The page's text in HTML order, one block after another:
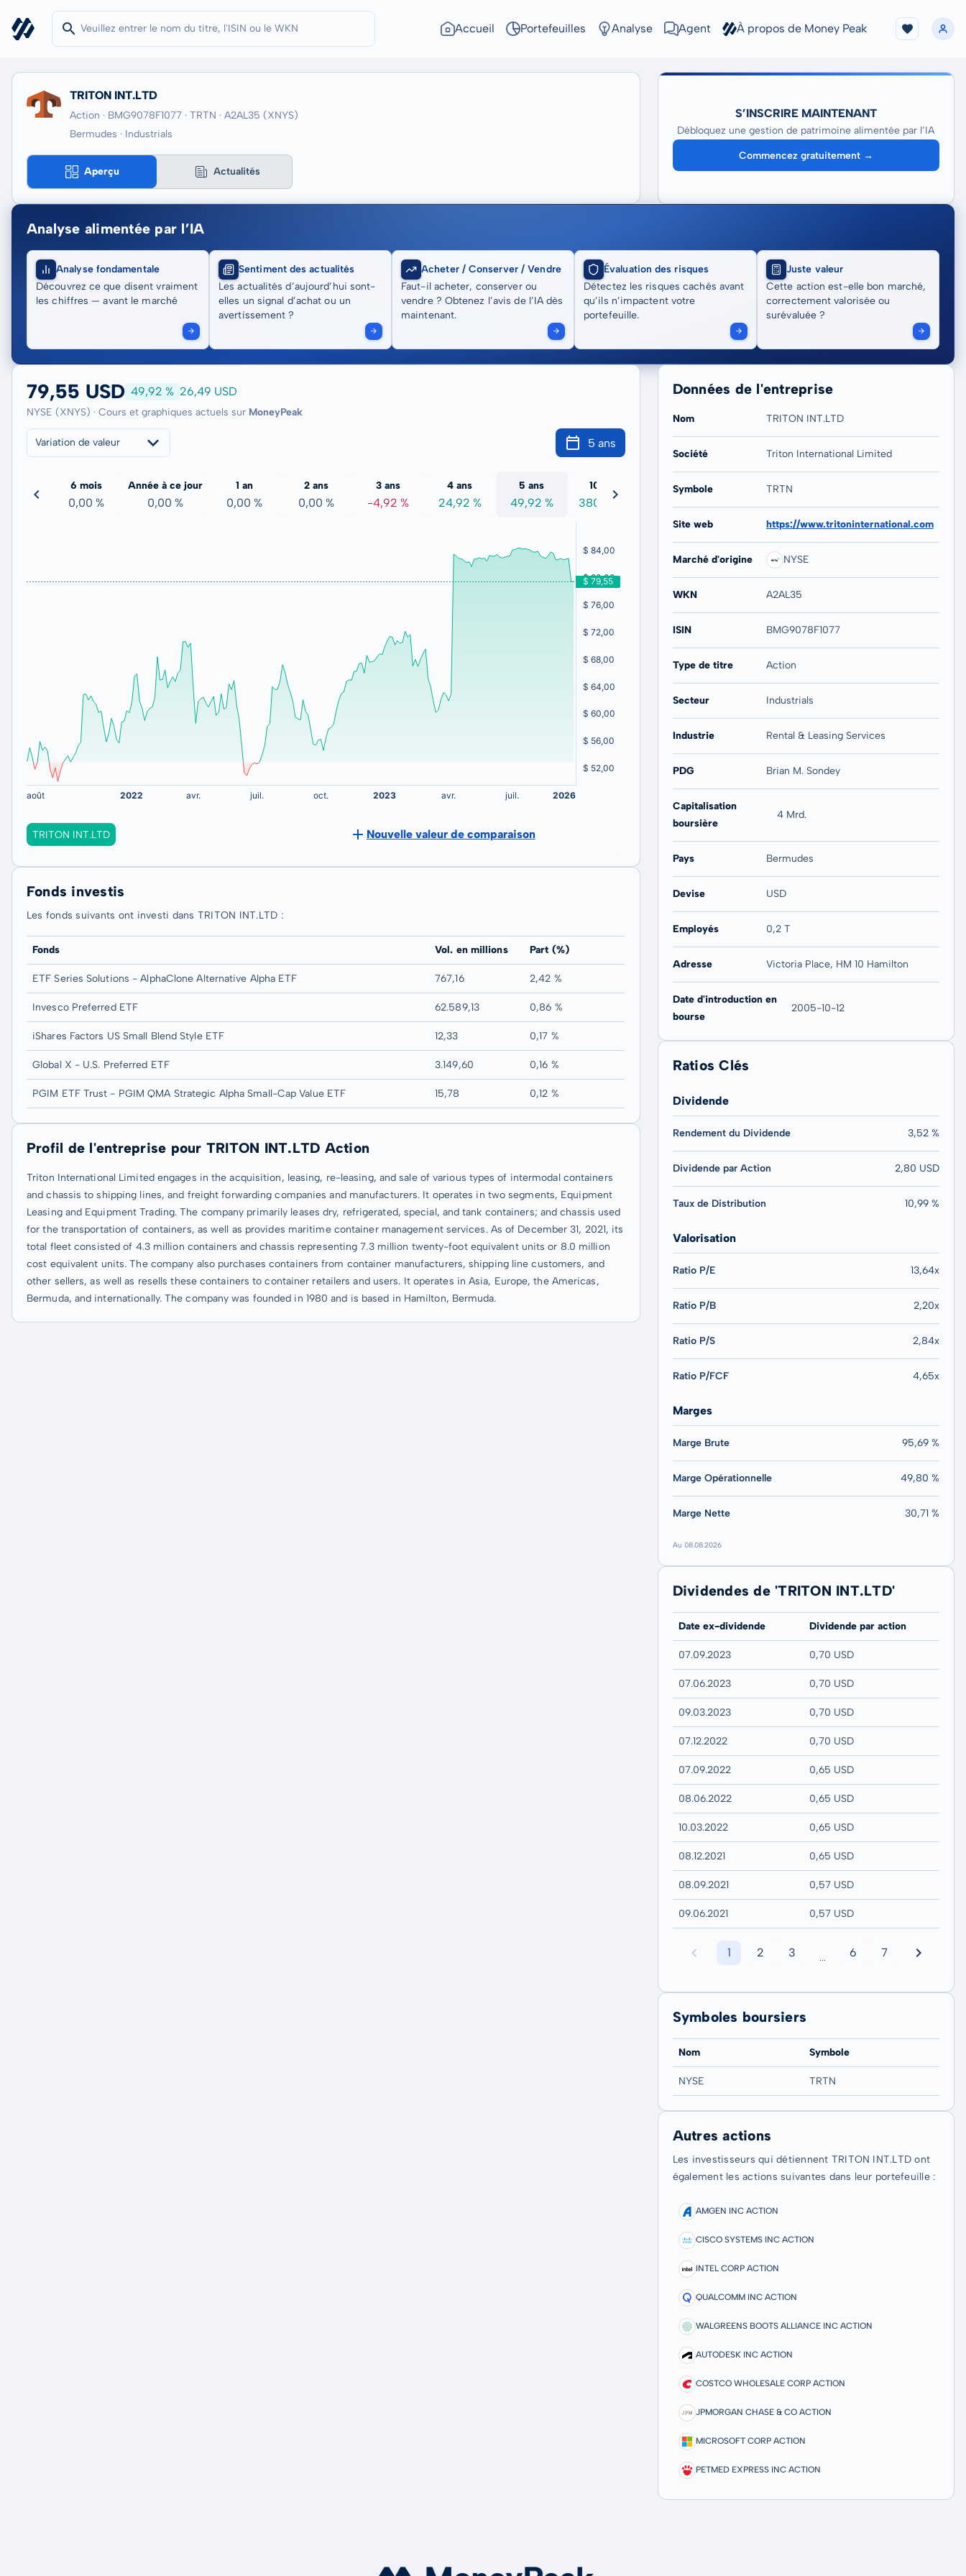
Accueil Portefeuilles Analyse Agent À propos de Money Peak
TRITON INT.LTD
Action · BMG9078F1077 · TRTN · A2AL35 (XNYS)
Bermudes · Industrials
Aperçu Actualités
S’INSCRIRE MAINTENANT
Débloquez une gestion de patrimoine alimentée par l’IA
Commencez gratuitement →
Analyse alimentée par l’IA
Analyse fondamentale
Découvrez ce que disent vraiment
les chiffres — avant le marché
Sentiment des actualités
Les actualités d’aujourd’hui sont-
elles un signal d’achat ou un
avertissement ?
Acheter / Conserver / Vendre
Faut-il acheter, conserver ou
vendre ? Obtenez l’avis de l’IA dès
maintenant.
Évaluation des risques
Détectez les risques cachés avant
qu’ils n’impactent votre
portefeuille.
Juste valeur
Cette action est-elle bon marché,
correctement valorisée ou
surévaluée ?
79,55 USD 49,92 % 26,49 USD
NYSE (XNYS) · Cours et graphiques actuels sur MoneyPeak
Variation de valeur 5 ans
6 mois
0,00 %
Année à ce jour
0,00 %
1 an
0,00 %
2 ans
0,00 %
3 ans
-4,92 %
4 ans
24,92 %
5 ans
49,92 %
10 ans
380,96 %
20 ans
TRITON INT.LTD Nouvelle valeur de comparaison
Fonds investis
Les fonds suivants ont investi dans TRITON INT.LTD :
Fonds Vol. en millions Part (%)
ETF Series Solutions - AlphaClone Alternative Alpha ETF 767,16 2,42 %
Invesco Preferred ETF 62.589,13 0,86 %
iShares Factors US Small Blend Style ETF 12,33 0,17 %
Global X - U.S. Preferred ETF 3.149,60 0,16 %
PGIM ETF Trust - PGIM QMA Strategic Alpha Small-Cap Value ETF 15,78 0,12 %
Profil de l'entreprise pour TRITON INT.LTD Action
Triton International Limited engages in the acquisition, leasing, re-leasing, and sale of various types of intermodal containers
and chassis to shipping lines, and freight forwarding companies and manufacturers. It operates in two segments, Equipment
Leasing and Equipment Trading. The company primarily leases dry, refrigerated, special, and tank containers; and chassis used
for the transportation of containers, as well as provides maritime container management services. As of December 31, 2021, its
total fleet consisted of 4.3 million containers and chassis representing 7.3 million twenty-foot equivalent units or 8.0 million
cost equivalent units. The company also purchases containers from container manufacturers, shipping line customers, and
other sellers, as well as resells these containers to container retailers and users. It operates in Asia, Europe, the Americas,
Bermuda, and internationally. The company was founded in 1980 and is based in Hamilton, Bermuda.
Données de l'entreprise
Nom TRITON INT.LTD
Société Triton International Limited
Symbole TRTN
Site web https://www.tritoninternational.com
Marché d'origine NYSE
WKN A2AL35
ISIN BMG9078F1077
Type de titre Action
Secteur Industrials
Industrie Rental & Leasing Services
PDG Brian M. Sondey
Capitalisation
boursière
4 Mrd.
Pays Bermudes
Devise USD
Employés 0,2 T
Adresse Victoria Place, HM 10 Hamilton
Date d'introduction en
bourse
2005-10-12
Ratios Clés
Dividende
Rendement du Dividende 3,52 %
Dividende par Action 2,80 USD
Taux de Distribution 10,99 %
Valorisation
Ratio P/E 13,64x
Ratio P/B 2,20x
Ratio P/S 2,84x
Ratio P/FCF 4,65x
Marges
Marge Brute 95,69 %
Marge Opérationnelle 49,80 %
Marge Nette 30,71 %
Au 08.08.2026
Dividendes de 'TRITON INT.LTD'
Date ex-dividende Dividende par action
07.09.2023 0,70 USD
07.06.2023 0,70 USD
09.03.2023 0,70 USD
07.12.2022 0,70 USD
07.09.2022 0,65 USD
08.06.2022 0,65 USD
10.03.2022 0,65 USD
08.12.2021 0,65 USD
08.09.2021 0,57 USD
09.06.2021 0,57 USD
1 2 3 ... 6 7
Symboles boursiers
Nom Symbole
NYSE TRTN
Autres actions
Les investisseurs qui détiennent TRITON INT.LTD ont
également les actions suivantes dans leur portefeuille :
AMGEN INC ACTION
CISCO SYSTEMS INC ACTION
INTEL CORP ACTION
QUALCOMM INC ACTION
WALGREENS BOOTS ALLIANCE INC ACTION
AUTODESK INC ACTION
COSTCO WHOLESALE CORP ACTION
JPMORGAN CHASE & CO ACTION
MICROSOFT CORP ACTION
PETMED EXPRESS INC ACTION